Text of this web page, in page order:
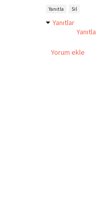
Yanıtla Sil
Yanıtlar
Yanıtla
Yorum ekle